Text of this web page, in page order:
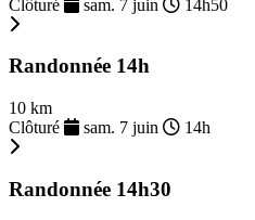
Clôturé sam. 7 juin 14h50
Randonnée 14h
10 km
Clôturé
sam. 7 juin 14h
Randonnée 14h30